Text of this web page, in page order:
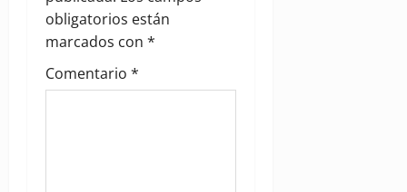
t
i
o
obligatorios están
marcados con *
Comentario *